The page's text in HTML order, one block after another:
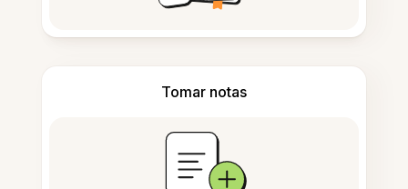
Tomar notas